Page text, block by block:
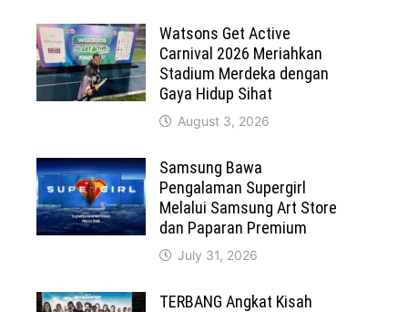
Watsons Get Active
Carnival 2026 Meriahkan
Stadium Merdeka dengan
Gaya Hidup Sihat
August 3, 2026
Samsung Bawa
Pengalaman Supergirl
Melalui Samsung Art Store
dan Paparan Premium
July 31, 2026
TERBANG Angkat Kisah